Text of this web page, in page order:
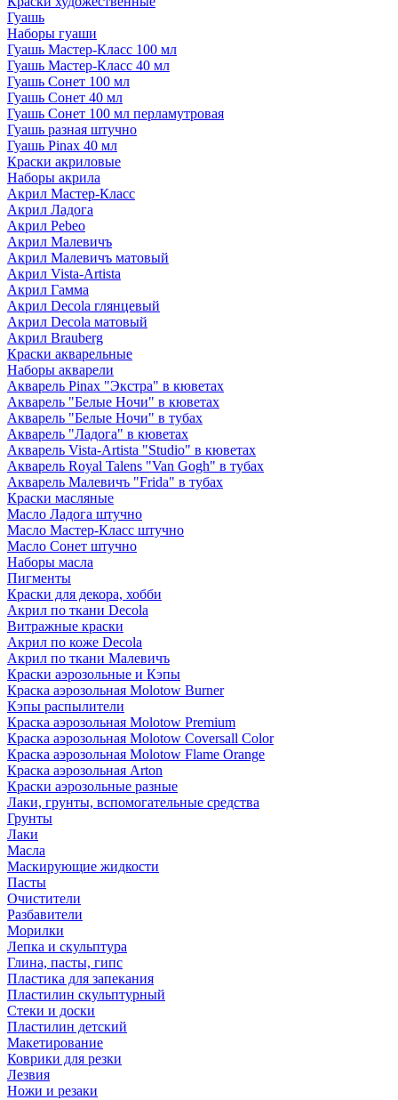
Гуашь
Наборы гуаши
Гуашь Мастер-Класс 100 мл
Гуашь Мастер-Класс 40 мл
Гуашь Сонет 100 мл
Гуашь Сонет 40 мл
Гуашь Сонет 100 мл перламутровая
Гуашь разная штучно
Гуашь Pinax 40 мл
Краски акриловые
Наборы акрила
Акрил Мастер-Класс
Акрил Ладога
Акрил Pebeo
Акрил Малевичъ
Акрил Малевичъ матовый
Акрил Vista-Artista
Акрил Гамма
Акрил Decola глянцевый
Акрил Decola матовый
Акрил Brauberg
Краски акварельные
Наборы акварели
Акварель Pinax "Экстра" в кюветах
Акварель "Белые Ночи" в кюветах
Акварель "Белые Ночи" в тубах
Акварель "Ладога" в кюветах
Акварель Vista-Artista "Studio" в кюветах
Акварель Royal Talens "Van Gogh" в тубах
Акварель Малевичъ "Frida" в тубах
Краски масляные
Масло Ладога штучно
Масло Мастер-Класс штучно
Масло Сонет штучно
Наборы масла
Пигменты
Краски для декора, хобби
Акрил по ткани Decola
Витражные краски
Акрил по коже Decola
Акрил по ткани Малевичъ
Краски аэрозольные и Кэпы
Краска аэрозольная Molotow Burner
Кэпы распылители
Краска аэрозольная Molotow Premium
Краска аэрозольная Molotow Coversall Color
Краска аэрозольная Molotow Flame Orange
Краска аэрозольная Arton
Краски аэрозольные разные
Лаки, грунты, вспомогательные средства
Грунты
Лаки
Масла
Маскирующие жидкости
Пасты
Очистители
Разбавители
Морилки
Лепка и скульптура
Глина, пасты, гипс
Пластика для запекания
Пластилин скульптурный
Стеки и доски
Пластилин детский
Макетирование
Коврики для резки
Лезвия
Ножи и резаки